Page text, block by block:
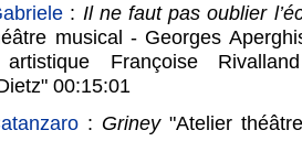
: Il ne faut pas oublier
musical - Georges
artistique Françoise
00:15:01
: Griney"Atelier